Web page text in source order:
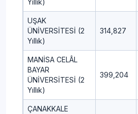
Yıllık)
UŞAK
ÜNİVERSİTESİ (2
Yıllık)
314,827
MANİSA CELÂL
BAYAR
ÜNİVERSİTESİ (2
Yıllık)
399,204
ÇANAKKALE